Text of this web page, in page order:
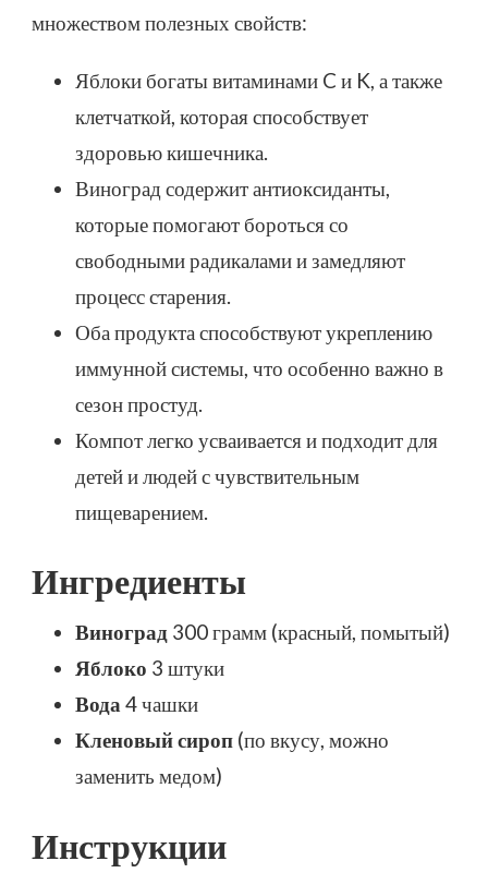
множеством полезных свойств:
Яблоки богаты витаминами C и K, а также
клетчаткой, которая способствует
здоровью кишечника.
Виноград содержит антиоксиданты,
которые помогают бороться со
свободными радикалами и замедляют
процесс старения.
Оба продукта способствуют укреплению
иммунной системы, что особенно важно в
сезон простуд.
Компот легко усваивается и подходит для
детей и людей с чувствительным
пищеварением.
Ингредиенты
Виноград 300 грамм (красный, помытый)
Яблоко 3 штуки
Вода 4 чашки
Кленовый сироп (по вкусу, можно
заменить медом)
Инструкции